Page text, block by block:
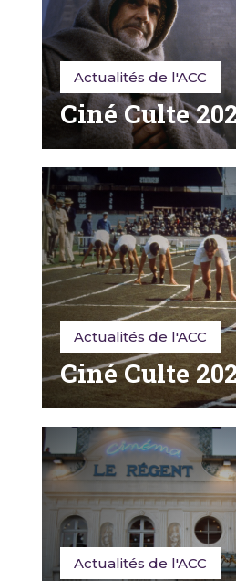
Actualités de l'ACC
Ciné Culte
Actualités de l'ACC
Ciné Culte
Actualités de l'ACC